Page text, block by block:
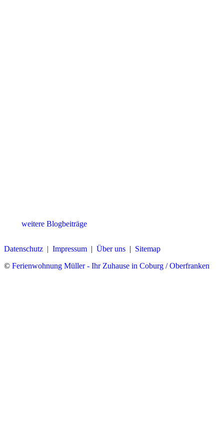
weitere Blogbeiträge
Datenschutz | Impressum | Über uns | Sitemap
© Ferienwohnung Müller - Ihr Zuhause in Coburg / Oberfranken